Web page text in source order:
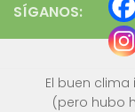
SÍGANOS:
El buen
(pero hubo